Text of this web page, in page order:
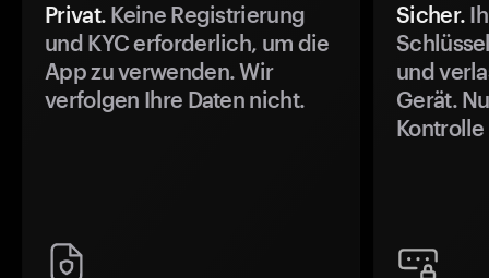
Privat. Keine Registrierung
und KYC erforderlich, um die
App zu verwenden. Wir
verfolgen Ihre Daten nicht.
Sicher.
und
Gerät.